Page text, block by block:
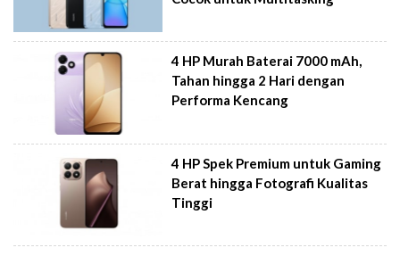
4 HP Murah Baterai 7000 mAh,
Tahan hingga 2 Hari dengan
Performa Kencang
4 HP Spek Premium untuk Gaming
Berat hingga Fotografi Kualitas
Tinggi